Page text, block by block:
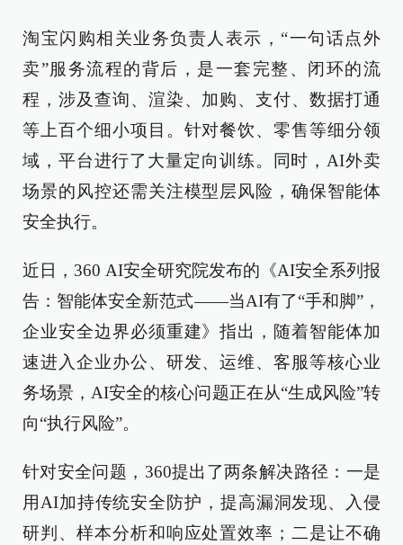
淘宝闪购相关业务负责人表示，“一句话点外
卖”服务流程的背后，是一套完整、闭环的流
程，涉及查询、渲染、加购、支付、数据打通
等上百个细小项目。针对餐饮、零售等细分领
域，平台进行了大量定向训练。同时，AI外卖
场景的风控还需关注模型层风险，确保智能体
安全执行。
近日，360 AI安全研究院发布的《AI安全系列报
告：智能体安全新范式——当AI有了“手和脚”，
企业安全边界必须重建》指出，随着智能体加
速进入企业办公、研发、运维、客服等核心业
务场景，AI安全的核心问题正在从“生成风险”转
向“执行风险”。
针对安全问题，360提出了两条解决路径：一是
用AI加持传统安全防护，提高漏洞发现、入侵
研判、样本分析和响应处置效率；二是让不确